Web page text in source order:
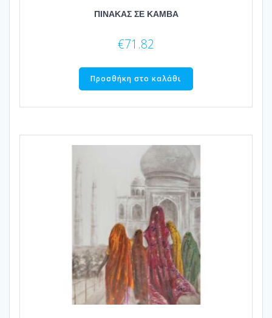
ΠΙΝΑΚΑΣ ΣΕ ΚΑΜΒΑ
€71.82
Προσθήκη στο καλάθι